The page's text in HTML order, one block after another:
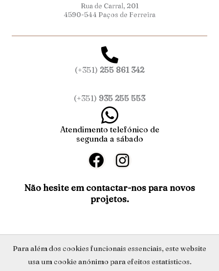
Rua de Carral, 201
4590-544 Paços de Ferreira
(+351) 255 861 342
(+351) 935 255 553
Atendimento telefónico de
segunda a sábado
F
a
c
e
o
o
k
I
n
s
t
g
r
a
Não hesite em contactar-nos para novos
projetos.
Política de Privacidade
Para além dos cookies funcionais essenciais, este website
usa um cookie anónimo para efeitos estatísticos.